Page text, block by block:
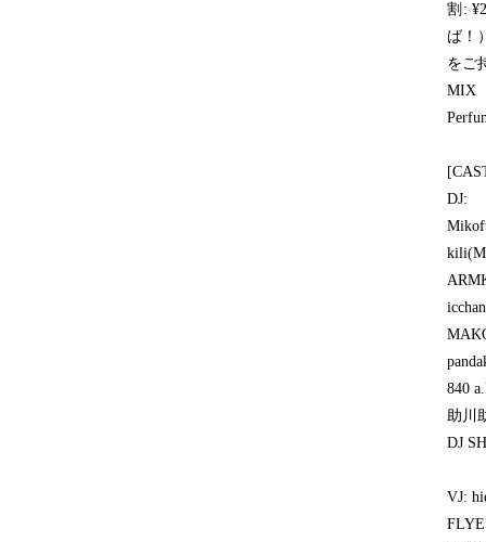
割:
ば！
をご
MIX
DJ:
icchan
840
助川
DJ
VJ: